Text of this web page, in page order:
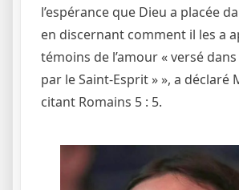
l’espérance que Dieu a placée
en discernant comment il les a
témoins de l’amour « versé
par le Saint-Esprit » », a déclaré
citant Romains 5 : 5.